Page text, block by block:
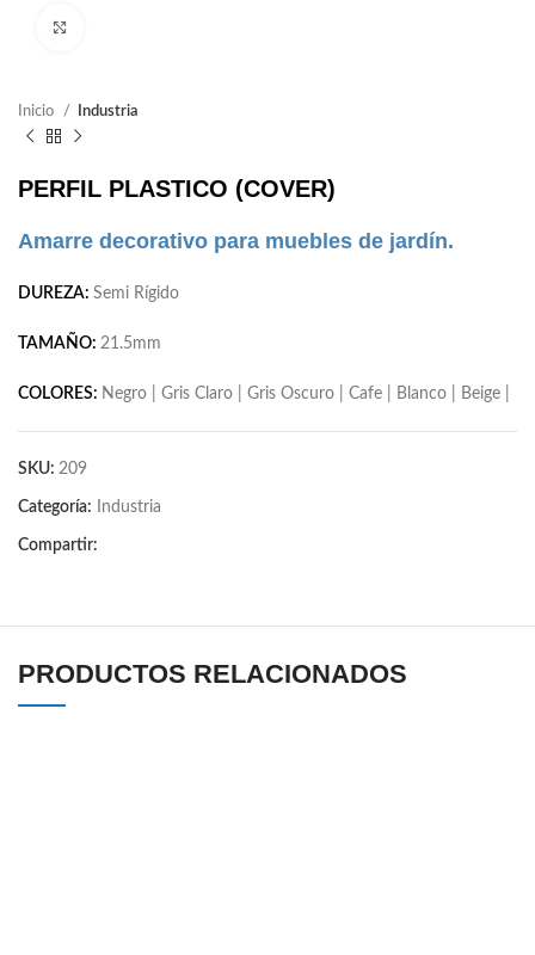
Inicio Industria
PERFIL PLASTICO (COVER)
Amarre decorativo para muebles de jardín.
DUREZA: Semi Rígido
TAMAÑO: 21.5mm
COLORES: Negro | Gris Claro | Gris Oscuro | Cafe | Blanco | Beige |
SKU: 209
Categoría: Industria
Compartir:
PRODUCTOS RELACIONADOS